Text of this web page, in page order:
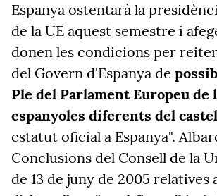
Espanya ostentarà la
de la UE aquest semestre i
donen les condicions per
del Govern d'Espanya de
Ple del Parlament Europeu de
espanyoles diferents del
estatut oficial a Espanya".
Conclusions del Consell de la
de 13 de juny de 2005 relatives